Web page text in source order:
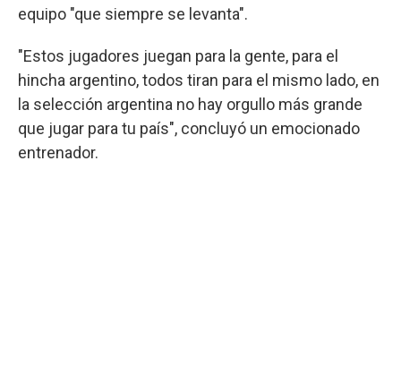
equipo "que siempre se levanta".
"Estos jugadores juegan para la gente, para el
hincha argentino, todos tiran para el mismo lado, en
la selección argentina no hay orgullo más grande
que jugar para tu país", concluyó un emocionado
entrenador.